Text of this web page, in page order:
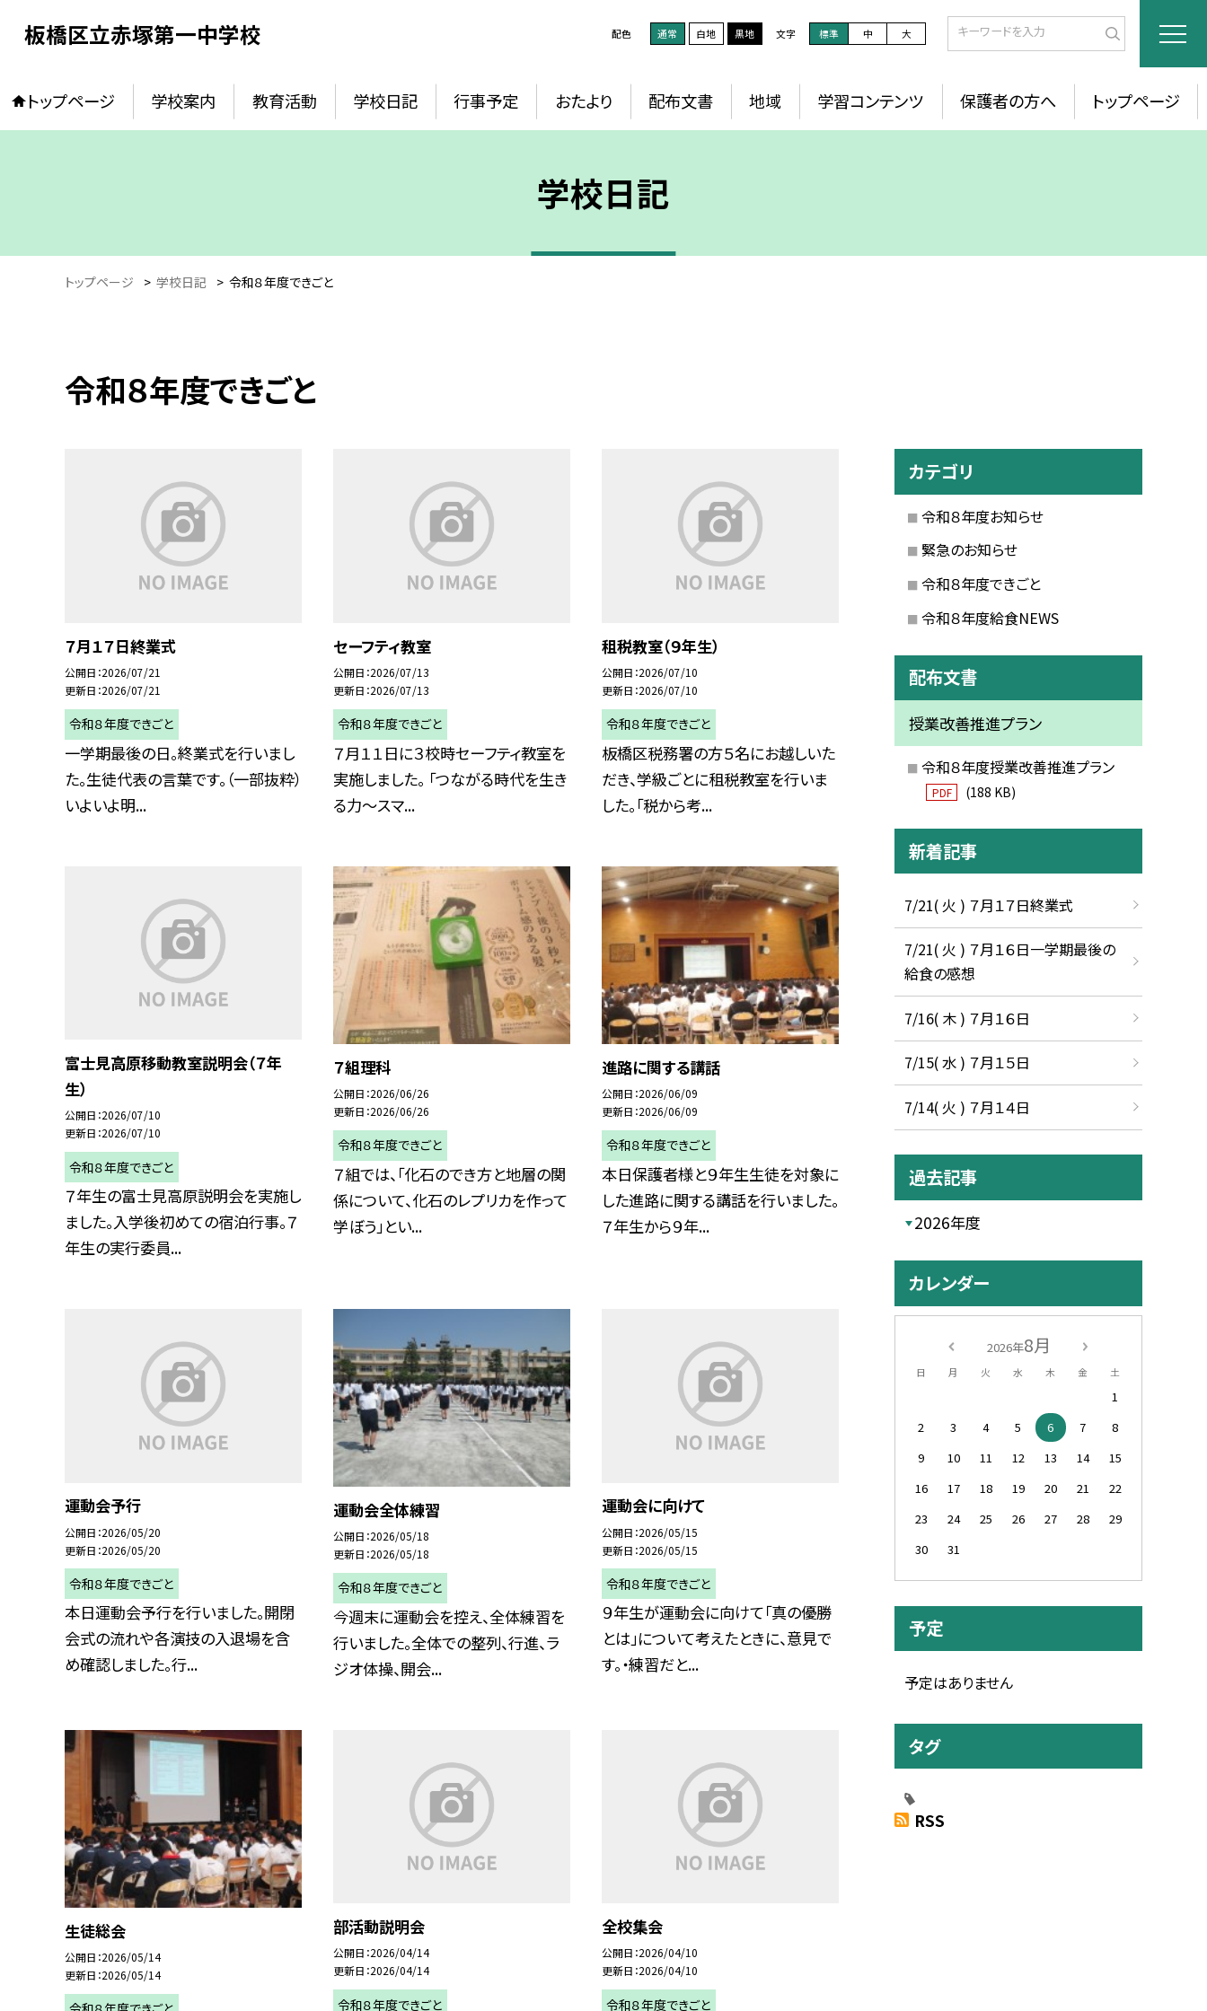
板橋区立赤塚第一中学校 配色 通常 白地 黒地 文字 標準 中 大
トップページ 学校案内 教育活動 学校日記 行事予定 おたより 配布文書 地域 学習コンテンツ 保護者の方へ トップページ
学校日記
トップページ > 学校日記 > 令和８年度できごと
令和８年度できごと
７月１７日終業式
公開日 2026/07/21
更新日 2026/07/21
令和８年度できごと
一学期最後の日。終業式を行いまし
た。生徒代表の言葉です。（一部抜粋）
いよいよ明...
セーフティ教室
公開日 2026/07/13
更新日 2026/07/13
令和８年度できごと
７月１１日に３校時セーフティ教室を
実施しました。 「つながる時代を生き
る力～スマ...
租税教室（９年生）
公開日 2026/07/10
更新日 2026/07/10
令和８年度できごと
板橋区税務署の方５名にお越しいた
だき、学級ごとに租税教室を行いま
した。「税から考...
富士見高原移動教室説明会（７年
生）
公開日 2026/07/10
更新日 2026/07/10
令和８年度できごと
７年生の富士見高原説明会を実施し
ました。入学後初めての宿泊行事。７
年生の実行委員...
７組理科
公開日 2026/06/26
更新日 2026/06/26
令和８年度できごと
７組では、「化石のでき方と地層の関
係について、化石のレプリカを作って
学ぼう」とい...
進路に関する講話
公開日 2026/06/09
更新日 2026/06/09
令和８年度できごと
本日保護者様と９年生生徒を対象に
した進路に関する講話を行いました。
７年生から９年...
運動会予行
公開日 2026/05/20
更新日 2026/05/20
令和８年度できごと
本日運動会予行を行いました。開閉
会式の流れや各演技の入退場を含
め確認しました。行...
運動会全体練習
公開日 2026/05/18
更新日 2026/05/18
令和８年度できごと
今週末に運動会を控え、全体練習を
行いました。全体での整列、行進、ラ
ジオ体操、開会...
運動会に向けて
公開日 2026/05/15
更新日 2026/05/15
令和８年度できごと
９年生が運動会に向けて「真の優勝
とは」について考えたときに、意見で
す。・練習だと...
生徒総会
公開日 2026/05/14
更新日 2026/05/14
部活動説明会
公開日 2026/04/14
更新日 2026/04/14
令和８年度できごと
全校集会
公開日 2026/04/10
更新日 2026/04/10
令和８年度できごと
カテゴリ
令和８年度お知らせ
緊急のお知らせ
令和８年度できごと
令和８年度給食NEWS
配布文書
授業改善推進プラン
令和８年度授業改善推進プラン
PDF (188 KB)
新着記事
7/21( 火 ) ７月１７日終業式
7/21( 火 ) ７月１６日一学期最後の
給食の感想
7/16( 木 ) ７月１６日
7/15( 水 ) ７月１５日
7/14( 火 ) ７月１４日
過去記事
2026年度
カレンダー
2026年8月
日 月 火 水 木 金 土
1
2
3 4 5 6 7
8
9
10 11 12 13 14
15
16
17 18 19 20 21
22
23
24 25 26 27 28
29
30
31
予定
予定はありません
タグ
RSS